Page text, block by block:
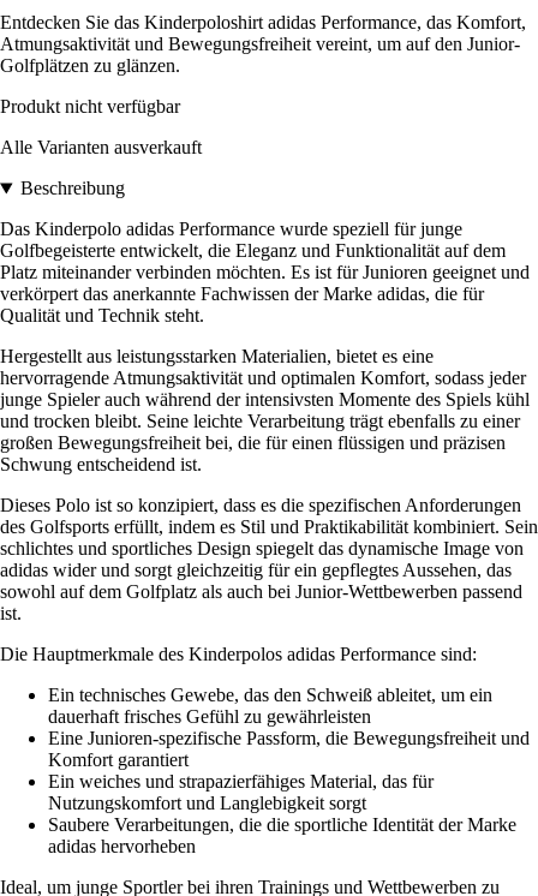
Entdecken Sie das Kinderpoloshirt adidas Performance, das Komfort,
Atmungsaktivität und Bewegungsfreiheit vereint, um auf den Junior-
Golfplätzen zu glänzen.
Produkt nicht verfügbar
Alle Varianten ausverkauft
Beschreibung
Das Kinderpolo adidas Performance wurde speziell für junge
Golfbegeisterte entwickelt, die Eleganz und Funktionalität auf dem
Platz miteinander verbinden möchten. Es ist für Junioren geeignet und
verkörpert das anerkannte Fachwissen der Marke adidas, die für
Qualität und Technik steht.
Hergestellt aus leistungsstarken Materialien, bietet es eine
hervorragende Atmungsaktivität und optimalen Komfort, sodass jeder
junge Spieler auch während der intensivsten Momente des Spiels kühl
und trocken bleibt. Seine leichte Verarbeitung trägt ebenfalls zu einer
großen Bewegungsfreiheit bei, die für einen flüssigen und präzisen
Schwung entscheidend ist.
Dieses Polo ist so konzipiert, dass es die spezifischen Anforderungen
des Golfsports erfüllt, indem es Stil und Praktikabilität kombiniert. Sein
schlichtes und sportliches Design spiegelt das dynamische Image von
adidas wider und sorgt gleichzeitig für ein gepflegtes Aussehen, das
sowohl auf dem Golfplatz als auch bei Junior-Wettbewerben passend
ist.
Die Hauptmerkmale des Kinderpolos adidas Performance sind:
Ein technisches Gewebe, das den Schweiß ableitet, um ein
dauerhaft frisches Gefühl zu gewährleisten
Eine Junioren-spezifische Passform, die Bewegungsfreiheit und
Komfort garantiert
Ein weiches und strapazierfähiges Material, das für
Nutzungskomfort und Langlebigkeit sorgt
Saubere Verarbeitungen, die die sportliche Identität der Marke
adidas hervorheben
Ideal, um junge Sportler bei ihren Trainings und Wettbewerben zu